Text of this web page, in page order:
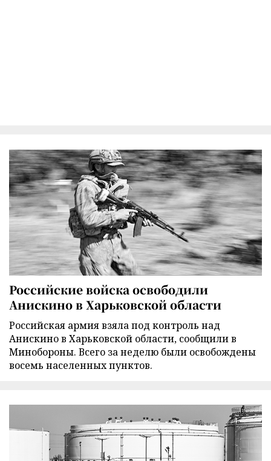
Российские войска освободили
Анискино в Харьковской области
Российская армия взяла под контроль над
Анискино в Харьковской области, сообщили в
Минобороны. Всего за неделю были освобождены
восемь населенных пунктов.